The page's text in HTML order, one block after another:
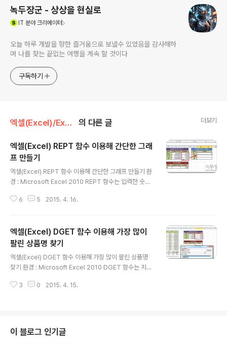
녹두장군 - 상상을 현실로
IT 분야 크리에이터
오늘 하루 개발을 향한 즐거움으로 보낼수 있었음을 감사해하
며 나를 찾는 끝없는 여행을 계속 할 것이다
구독하기
엑셀(Excel)/Excel 의 다른 글 더보기
엑셀(Excel) REPT 함수 이용해 간단한 그래
프 만들기
엑셀(Excel) REPT 함수 이용해 간단한 그래프 만들기 환
경 : Microsoft Excel 2010 REPT 함수는 입력한 숫자
데이터를 영어 “ l “ 입력해서 막대그래프 처럼 표현해 보려
습니다. 판매이익그래프 표에 품목별로 판매량에 대한 막
대그래프와 비슷한 모양을 만들 것입니다. ▼ 표를 그릴 셀
을 선택한후 함수 마법사를 띄웁니다 그리고 REPT 함수를
검색한후 클릭해서 인수 대화상자를 띄웁니다. ▼ 대화 상
문자 “ㅣ” 이 좋겠죠. 그리고 두번째 파라미터인 Number
6 5 2015. 4. 16.
엑셀(Excel) DGET 함수 이용해 가장 많이
팔린 상품명 찾기
엑셀(Excel) DGET 함수 이용해 가장 많이 팔린 상품명
찾기 환경 : Microsoft Excel 2010 DGET 함수는 지정
색조건과 동일한 값을 가져올수 있도록 해 줍니다. DGET
이 무엇인지 알아내기 위해 DGET 함수를 이용할 것입니
다. 먼저 [상품별 합계] 표에서 제일 많은 판매량이 얼마인
3 0 2015. 4. 15.
이 블로그 인기글